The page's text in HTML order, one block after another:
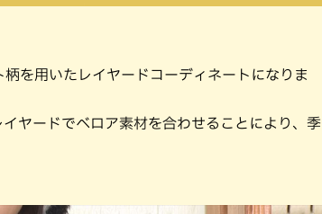
を用いたレイヤードコーディネートになりま
ヤードでベロア素材を合わせることにより、季